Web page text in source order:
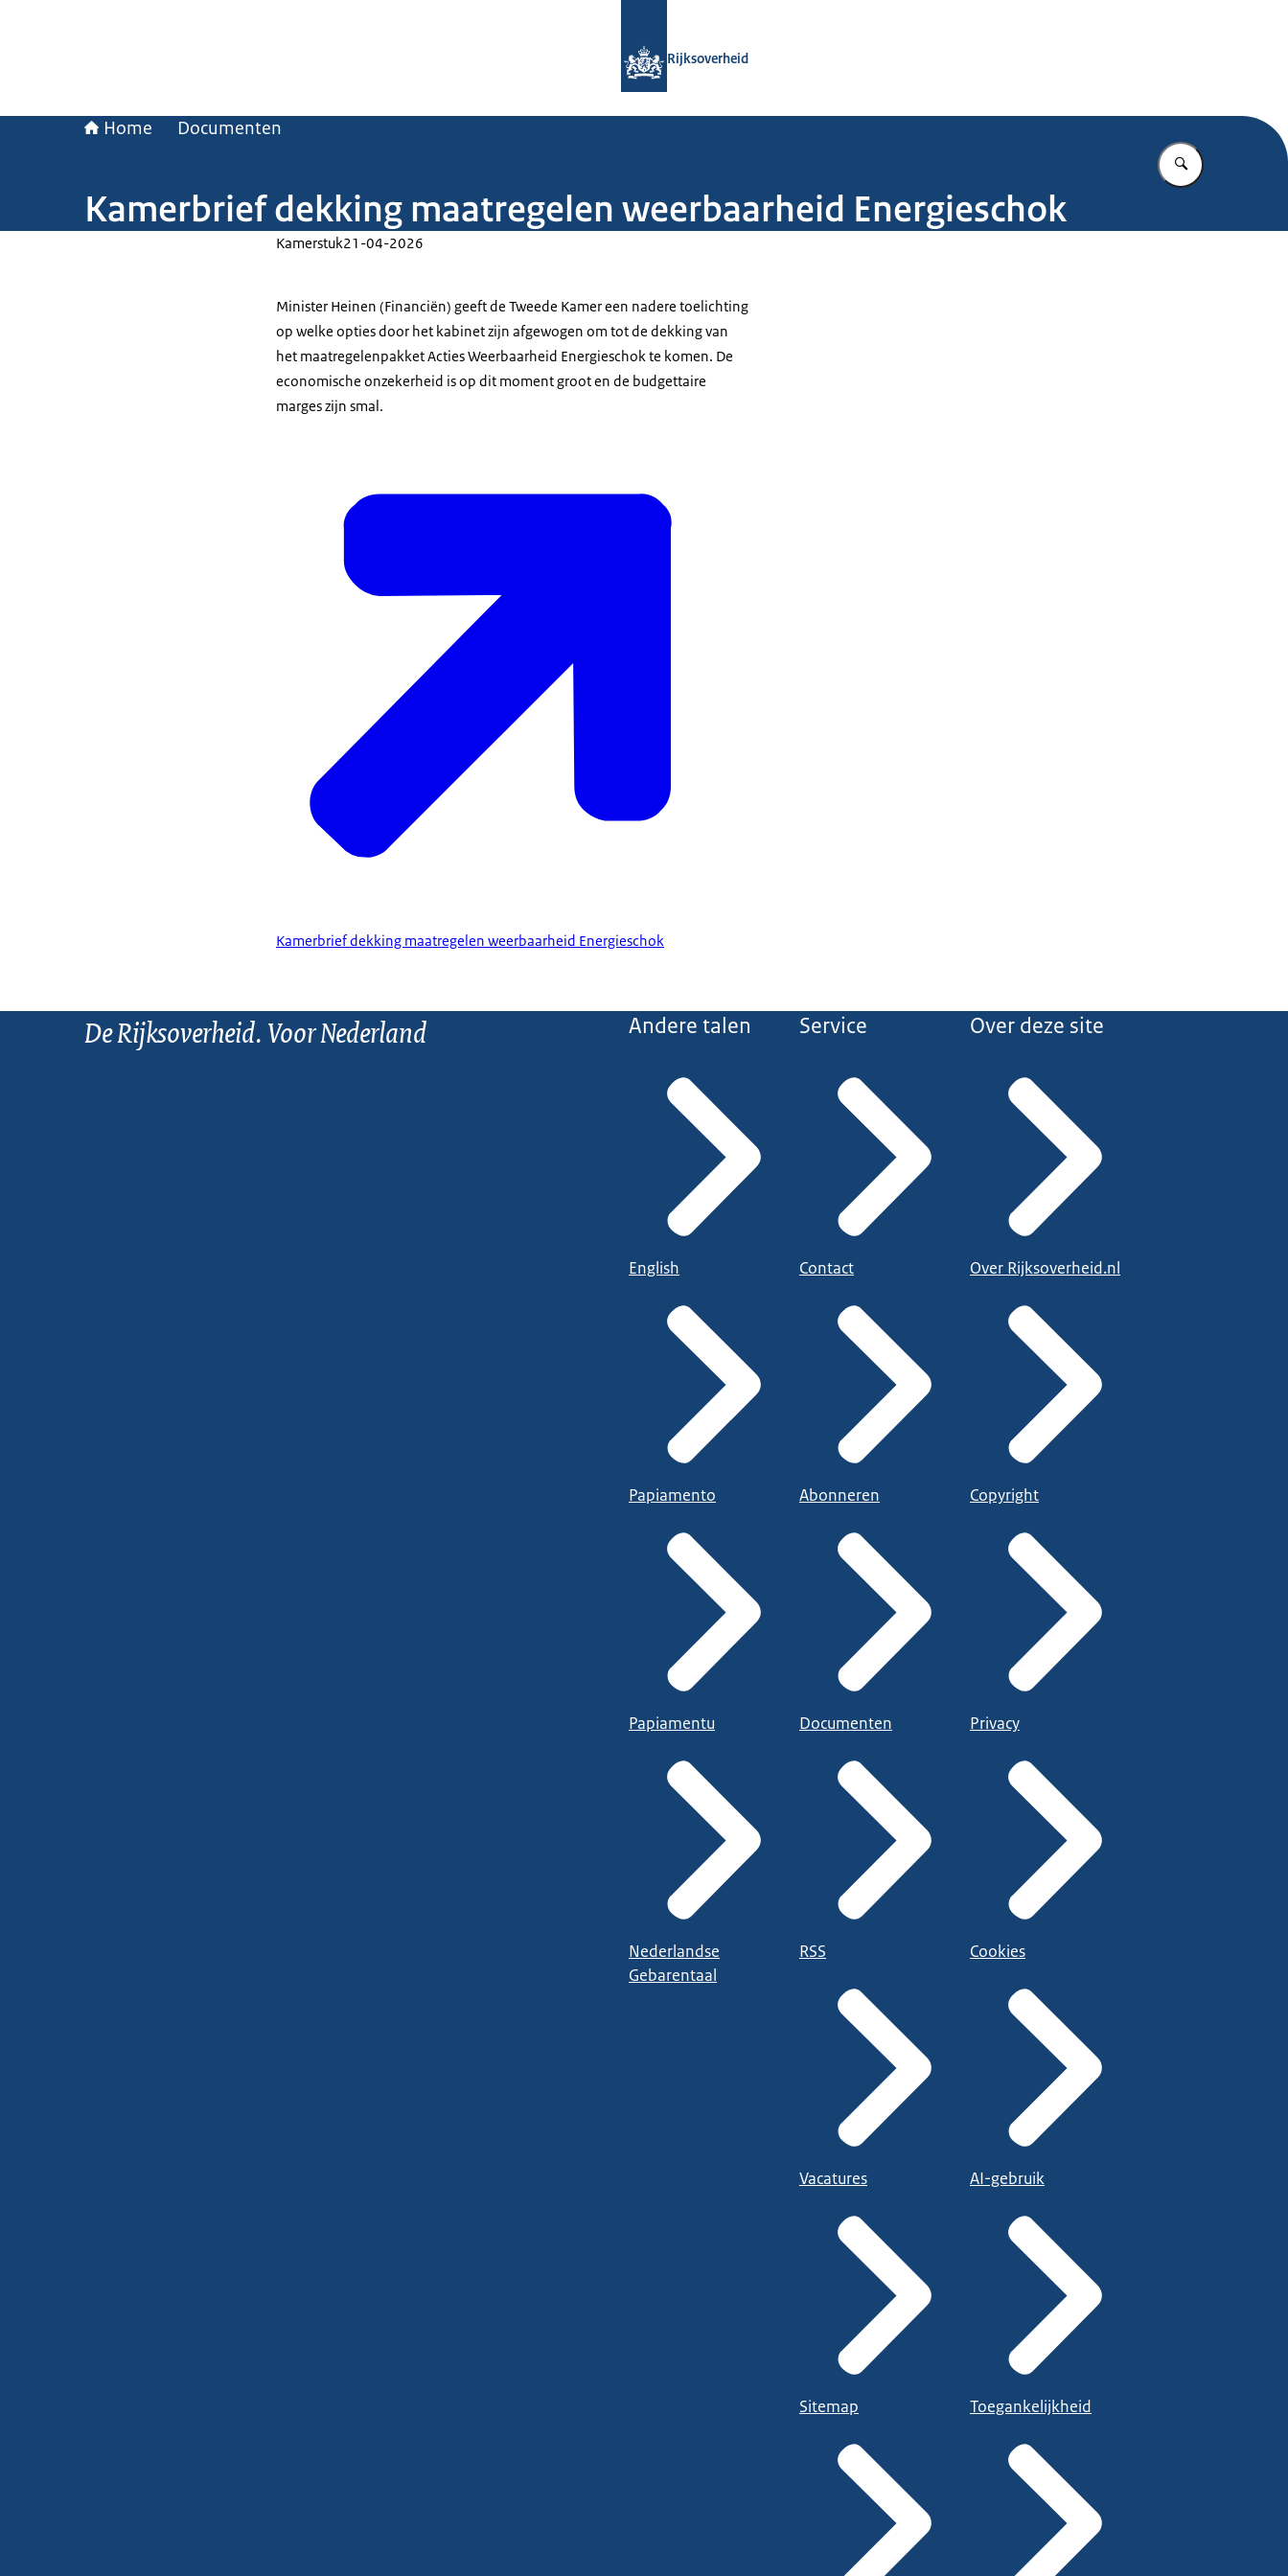
Rijksoverheid
Home Documenten
Vul in wat u
Kamerbrief dekking maatregelen weerbaarheid Energieschok
Kamerstuk21-04-2026
Minister Heinen (Financiën) geeft de Tweede Kamer een nadere toelichting
op welke opties door het kabinet zijn afgewogen om tot de dekking van
het maatregelenpakket Acties Weerbaarheid Energieschok te komen. De
economische onzekerheid is op dit moment groot en de budgettaire
marges zijn smal.
Kamerbrief dekking maatregelen weerbaarheid Energieschok
De Rijksoverheid. Voor Nederland Andere talen
English
Papiamento
Papiamentu
Nederlandse
Gebarentaal
Service
Contact
Abonneren
Documenten
RSS
Vacatures
Sitemap
Over deze site
Over Rijksoverheid.nl
Copyright
Privacy
Cookies
AI-gebruik
Toegankelijkheid